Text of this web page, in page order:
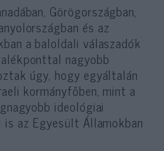
Görögországban,
és az
a baloldali válaszadók
nagyobb
úgy, hogy egyáltalán
kormányfőben, mint a
ideológiai
az Egyesült Államokban